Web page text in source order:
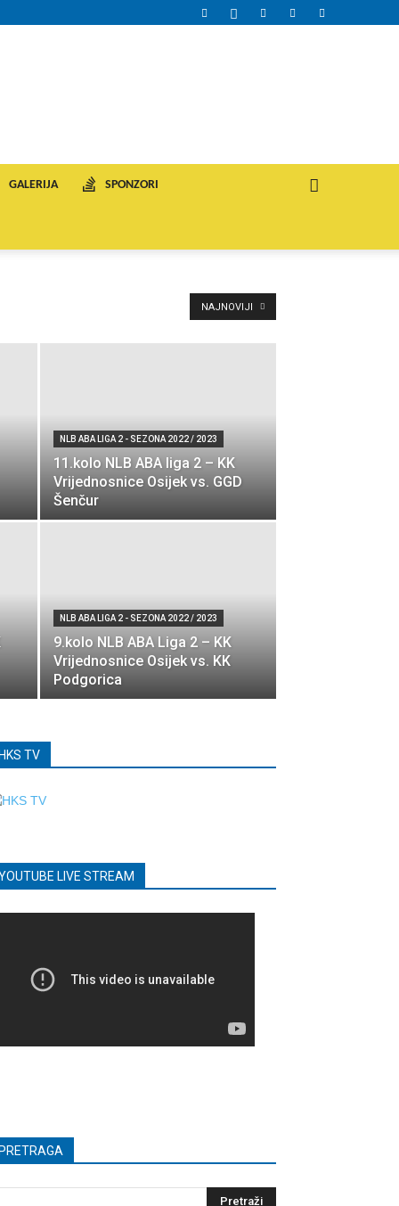
GALERIJA SPONZORI
NAJNOVIJI
NLB ABA LIGA 2 - SEZONA 2022 / 2023
11.kolo NLB ABA liga 2 – KK
Vrijednosnice Osijek vs. GGD
Šenčur
NLB ABA LIGA 2 - SEZONA 2022 / 2023
9.kolo NLB ABA Liga 2 – KK
Vrijednosnice Osijek vs. KK
Podgorica
TV
LIVE STREAM